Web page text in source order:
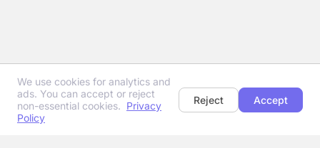
We use cookies for analytics and
ads. You can accept or reject
non-essential cookies. Privacy
Policy
Reject Accept